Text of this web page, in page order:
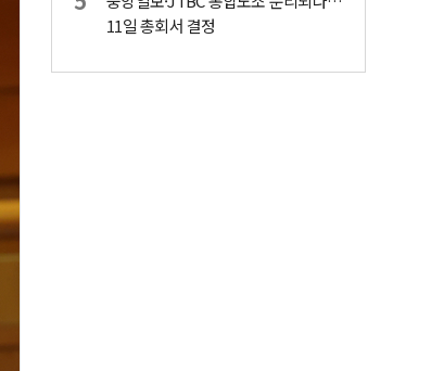
11일 총회서 결정